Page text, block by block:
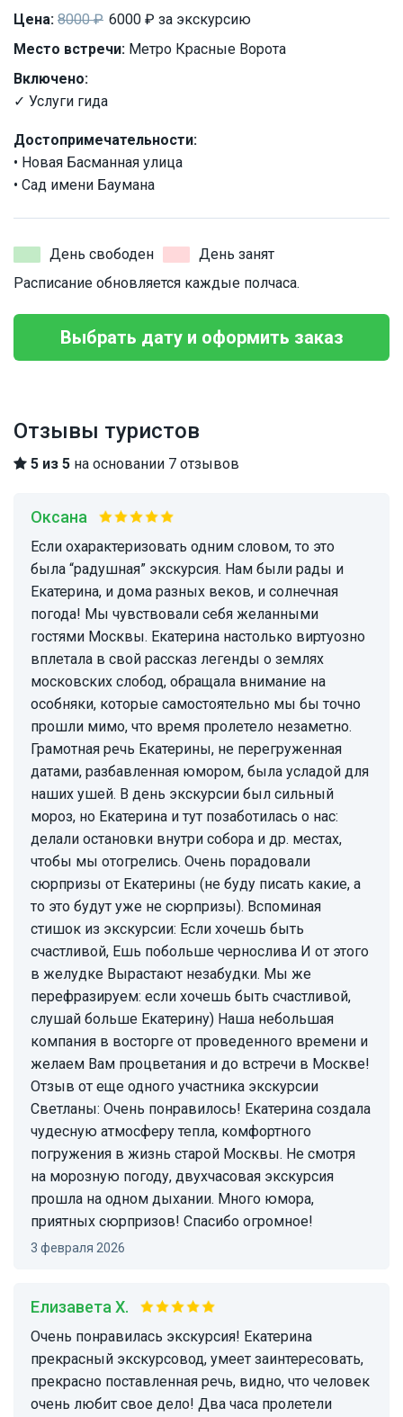
Цена: 8000 ₽ 6000 ₽ за экскурсию
Место встречи: Метро Красные Ворота
Включено:
✓ Услуги гида
Достопримечательности:
• Новая Басманная улица
• Сад имени Баумана
День свободен
День занят
Расписание обновляется каждые полчаса.
Выбрать дату и оформить заказ
Отзывы туристов
5 из 5 на основании 7 отзывов
Оксана
Если охарактеризовать одним словом, то это
была “радушная” экскурсия. Нам были рады и
Екатерина, и дома разных веков, и солнечная
погода! Мы чувствовали себя желанными
гостями Москвы. Екатерина настолько виртуозно
вплетала в свой рассказ легенды о землях
московских слобод, обращала внимание на
особняки, которые самостоятельно мы бы точно
прошли мимо, что время пролетело незаметно.
Грамотная речь Екатерины, не перегруженная
датами, разбавленная юмором, была усладой для
наших ушей. В день экскурсии был сильный
мороз, но Екатерина и тут позаботилась о нас:
делали остановки внутри собора и др. местах,
чтобы мы отогрелись. Очень порадовали
сюрпризы от Екатерины (не буду писать какие, а
то это будут уже не сюрпризы). Вспоминая
стишок из экскурсии: Если хочешь быть
счастливой, Ешь побольше чернослива И от этого
в желудке Вырастают незабудки. Мы же
перефразируем: если хочешь быть счастливой,
слушай больше Екатерину) Наша небольшая
компания в восторге от проведенного времени и
желаем Вам процветания и до встречи в Москве!
Отзыв от еще одного участника экскурсии
Светланы: Очень понравилось! Екатерина создала
чудесную атмосферу тепла, комфортного
погружения в жизнь старой Москвы. Не смотря
на морозную погоду, двухчасовая экскурсия
прошла на одном дыхании. Много юмора,
приятных сюрпризов! Спасибо огромное!
3 февраля 2026
Елизавета Х.
Очень понравилась экскурсия! Екатерина
прекрасный экскурсовод, умеет заинтересовать,
прекрасно поставленная речь, видно, что человек
очень любит свое дело! Два часа пролетели